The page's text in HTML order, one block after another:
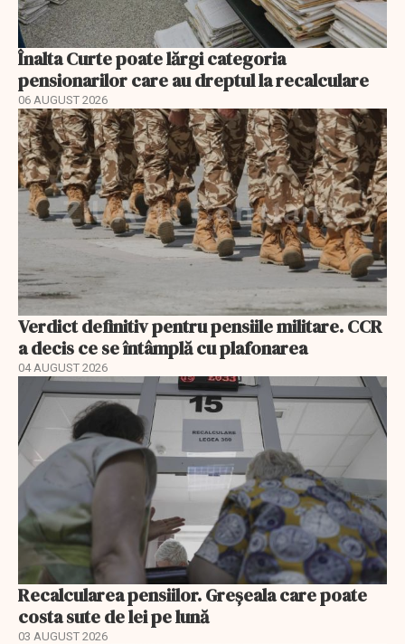
Înalta Curte poate lărgi categoria
pensionarilor care au dreptul la recalculare
06 AUGUST 2026
Verdict definitiv pentru pensiile militare. CCR
a decis ce se întâmplă cu plafonarea
04 AUGUST 2026
Recalcularea pensiilor. Greșeala care poate
costa sute de lei pe lună
03 AUGUST 2026